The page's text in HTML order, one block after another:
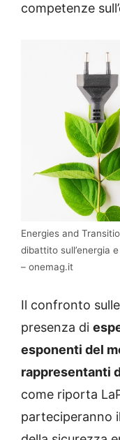
competenze
Energies and
dibattito sull’energia
– onemag.it
Il confronto
presenza di
esponenti del
rappresentanti
come riporta
parteciperanno